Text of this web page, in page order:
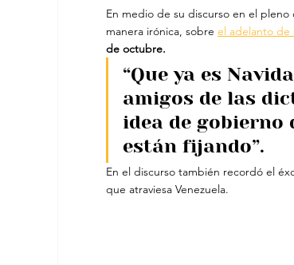
En medio de su discurso en el
manera irónica, sobre el adelanto de
de octubre.
“Que ya es
amigos de las
idea de gobierno
están fijando”.
En el discurso también recordó el
que atraviesa Venezuela.